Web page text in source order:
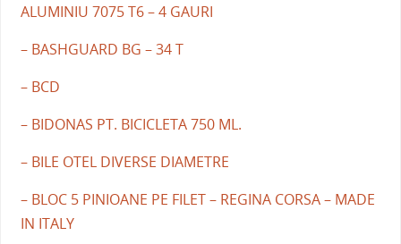
ALUMINIU 7075 T6 – 4 GAURI
– BASHGUARD BG – 34 T
– BCD
– BIDONAS PT. BICICLETA 750 ML.
– BILE OTEL DIVERSE DIAMETRE
– BLOC 5 PINIOANE PE FILET – REGINA CORSA – MADE
IN ITALY